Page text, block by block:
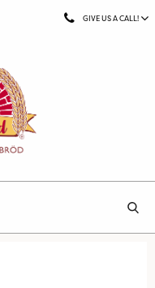
GIVE US A CALL!